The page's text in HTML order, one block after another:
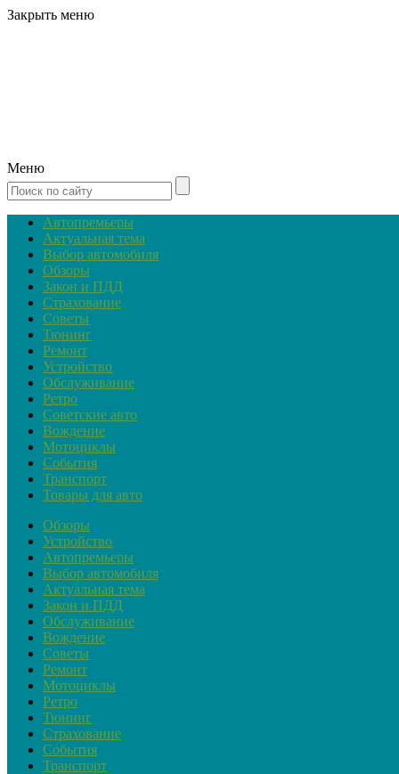
Закрыть меню
Меню
Автопремьеры
Актуальная тема
Выбор автомобиля
Обзоры
Закон и ПДД
Страхование
Советы
Тюнинг
Ремонт
Устройство
Обслуживание
Ретро
Советские авто
Вождение
Мотоциклы
События
Транспорт
Товары для авто
Обзоры
Устройство
Автопремьеры
Выбор автомобиля
Актуальная тема
Закон и ПДД
Обслуживание
Вождение
Советы
Ремонт
Мотоциклы
Ретро
Тюнинг
Страхование
События
Транспорт